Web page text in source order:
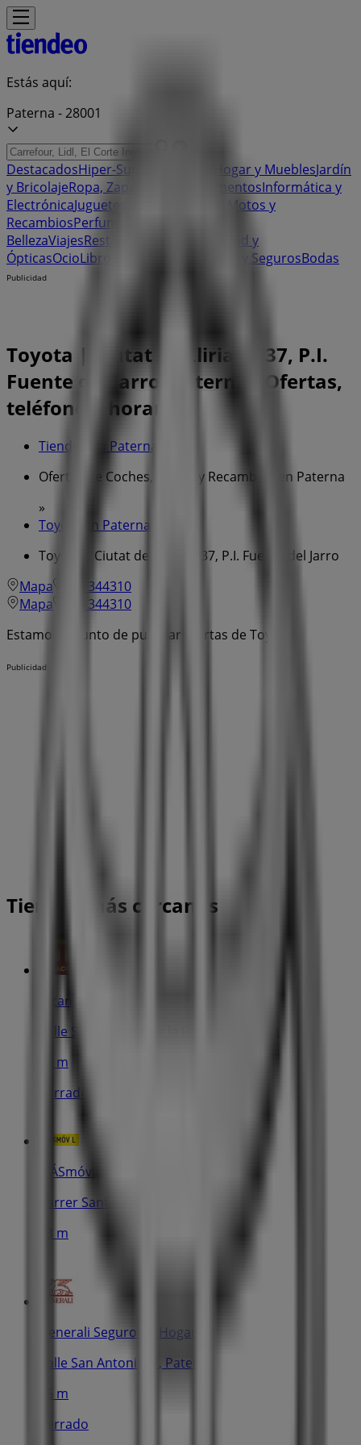
Estás aquí:
Paterna - 28001
DestacadosHiper-Supermercados Hogar y MueblesJardín
y BricolajeRopa, Zapatos y ComplementosInformática y
ElectrónicaJuguetes y Bebés
Coches, Motos y
RecambiosPerfumerías y
BellezaViajesRestauración
Salud y
ÓpticasOcioLibros y Papelerías Bancos y SegurosBodas
Publicidad
Toyota | Ciutat de Lliria, nº37, P.I.
Fuente del Jarro, Paterna - Ofertas,
teléfono y horarios
Tiendeo en Paterna
Ofertas de Coches, Motos y Recambios en Paterna
»
Toyota en Paterna
Toyota | Ciutat de Lliria, nº37, P.I. Fuente del Jarro
Mapa
961344310
Mapa
961344310
Estamos a punto de publicar ofertas de Toyota
Publicidad
Tiendas más cercanas
Estancos
Calle Stmo. Cristo de la Fe 52-B, Paterna
55 m
Cerrado
MÁSmóvil
Carrer Sant Antoni, 1, Paterna
73 m
Generali Seguro de Hogar
Calle San Antonio, 1, Paterna
76 m
Cerrado